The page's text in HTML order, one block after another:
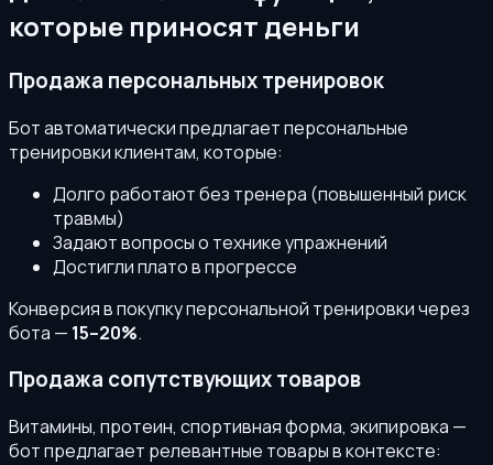
которые приносят деньги
Продажа персональных тренировок
Бот автоматически предлагает персональные
тренировки клиентам, которые:
Долго работают без тренера (повышенный риск
травмы)
Задают вопросы о технике упражнений
Достигли плато в прогрессе
Конверсия в покупку персональной тренировки через
бота — 15–20%.
Продажа сопутствующих товаров
Витамины, протеин, спортивная форма, экипировка —
бот предлагает релевантные товары в контексте: